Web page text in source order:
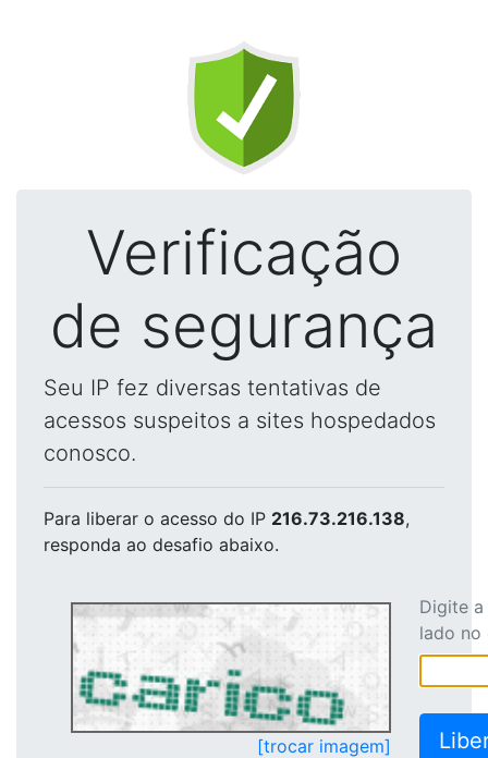
Verificação
de segurança
Seu IP fez diversas tentativas de
acessos suspeitos a sites hospedados
conosco.
Para liberar o acesso do IP 216.73.216.138,
responda ao desafio abaixo.
[trocar imagem]
Digite
lado no